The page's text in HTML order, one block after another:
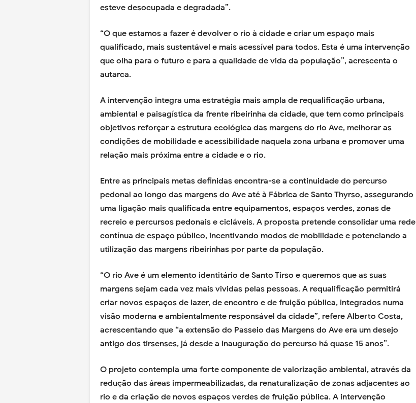
esteve desocupada e degradada”.
“O que estamos a fazer é devolver o rio à cidade e criar um espaço mais
qualificado, mais sustentável e mais acessível para todos. Esta é uma intervenção
que olha para o futuro e para a qualidade de vida da população”, acrescenta o
autarca.
A intervenção integra uma estratégia mais ampla de requalificação urbana,
ambiental e paisagística da frente ribeirinha da cidade, que tem como principais
objetivos reforçar a estrutura ecológica das margens do rio Ave, melhorar as
condições de mobilidade e acessibilidade naquela zona urbana e promover uma
relação mais próxima entre a cidade e o rio.
Entre as principais metas definidas encontra-se a continuidade do percurso
pedonal ao longo das margens do Ave até à Fábrica de Santo Thyrso, assegurando
uma ligação mais qualificada entre equipamentos, espaços verdes, zonas de
recreio e percursos pedonais e cicláveis. A proposta pretende consolidar uma rede
contínua de espaço público, incentivando modos de mobilidade e potenciando a
utilização das margens ribeirinhas por parte da população.
“O rio Ave é um elemento identitário de Santo Tirso e queremos que as suas
margens sejam cada vez mais vividas pelas pessoas. A requalificação permitirá
criar novos espaços de lazer, de encontro e de fruição pública, integrados numa
visão moderna e ambientalmente responsável da cidade”, refere Alberto Costa,
acrescentando que “a extensão do Passeio das Margens do Ave era um desejo
antigo dos tirsenses, já desde a inauguração do percurso há quase 15 anos”.
O projeto contempla uma forte componente de valorização ambiental, através da
redução das áreas impermeabilizadas, da renaturalização de zonas adjacentes ao
rio e da criação de novos espaços verdes de fruição pública. A intervenção